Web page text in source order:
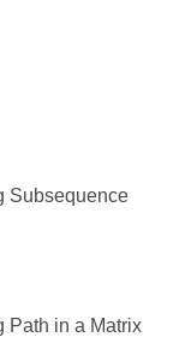
Subsequence
Path in a Matrix